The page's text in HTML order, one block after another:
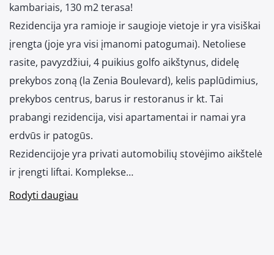
kambariais, 130 m2 terasa!
Rezidencija yra ramioje ir saugioje vietoje ir yra visiškai
įrengta (joje yra visi įmanomi patogumai). Netoliese
rasite, pavyzdžiui, 4 puikius golfo aikštynus, didelę
prekybos zoną (la Zenia Boulevard), kelis paplūdimius,
prekybos centrus, barus ir restoranus ir kt. Tai
prabangi rezidencija, visi apartamentai ir namai yra
erdvūs ir patogūs.
Rezidencijoje yra privati automobilių stovėjimo aikštelė
ir įrengti liftai. Komplekse…
Rodyti daugiau